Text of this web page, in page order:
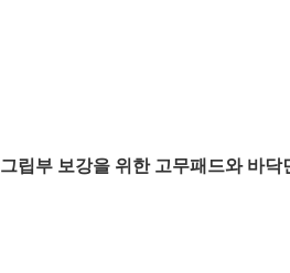
립부 보강을 위한 고무패드와 바